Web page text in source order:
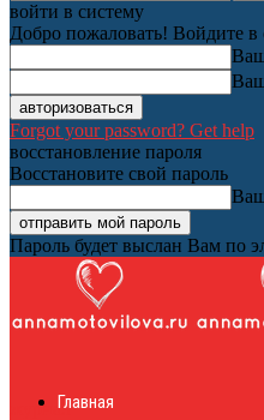
войти в систему
Добро пожаловать! Войдите
Forgot your password? Get help
восстановление пароля
Восстановите свой пароль
Пароль будет выслан Вам по
журналГлавная